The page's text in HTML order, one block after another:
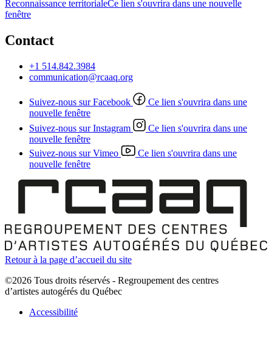
Reconnaissance territorialeCe lien s'ouvrira dans une nouvelle
fenêtre
Contact
+1 514.842.3984
communication@rcaaq.org
Suivez-nous sur Facebook
Ce lien s'ouvrira dans une
nouvelle fenêtre
Suivez-nous sur Instagram
Ce lien s'ouvrira dans une
nouvelle fenêtre
Suivez-nous sur Vimeo
Ce lien s'ouvrira dans une
nouvelle fenêtre
Retour à la page d’accueil du site
©2026 Tous droits réservés - Regroupement des centres
d’artistes autogérés du Québec
Accessibilité